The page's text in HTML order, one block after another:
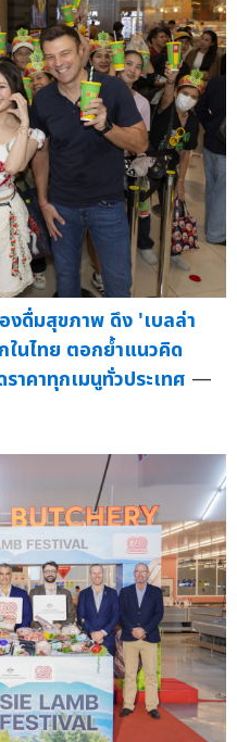
ดื่มสุขภาพ ดึง 'เบลล่า
นไทย ตอกย้ำแนวคิด
คาทุกเมนูทั่วประเทศ —